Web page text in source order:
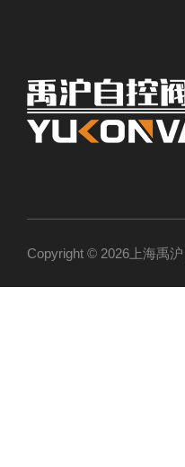
Copyright © 2026上海禹